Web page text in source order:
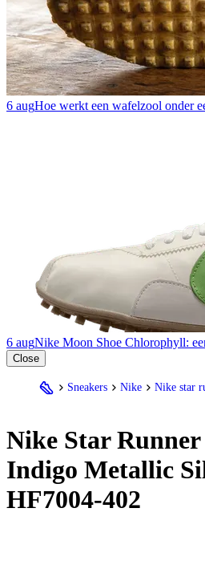
6 augHoe werkt een wafelzool onder
6 augNike Moon Shoe Chlorophyll:
Close
Sneakers Nike Nike star
Nike Star
Indigo Metallic
HF7004-402